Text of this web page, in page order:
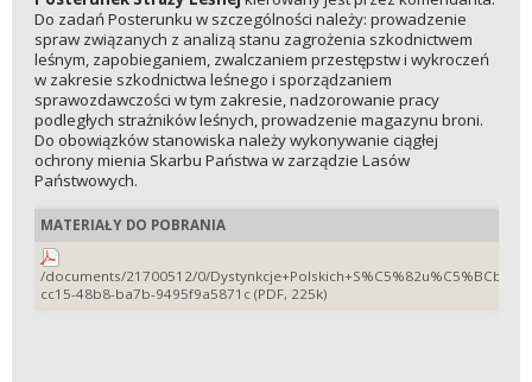
Do zadań Posterunku w szczególności należy: prowadzenie
spraw związanych z analizą stanu zagrożenia szkodnictwem
leśnym, zapobieganiem, zwalczaniem przestępstw i wykroczeń
w zakresie szkodnictwa leśnego i sporządzaniem
sprawozdawczości w tym zakresie, nadzorowanie pracy
podległych strażników leśnych, prowadzenie magazynu broni.
Do obowiązków stanowiska należy wykonywanie ciągłej
ochrony mienia Skarbu Państwa w zarządzie Lasów
Państwowych.
MATERIAŁY DO POBRANIA
/documents/21700512/0/
cc15-48b8-ba7b-9495f9a5871c (PDF, 225k)